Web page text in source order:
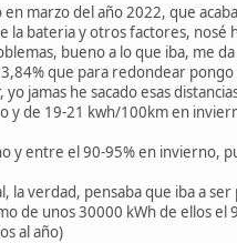
marzo del año 2022, que
la bateria y otros factores,
bueno a lo que iba, me
que para redondear pongo
jamas he sacado esas
y de 19-21 kwh/100km en
y entre el 90-95% en invierno,
la verdad, pensaba que iba a ser
de unos 30000 kWh de ellos
al año)